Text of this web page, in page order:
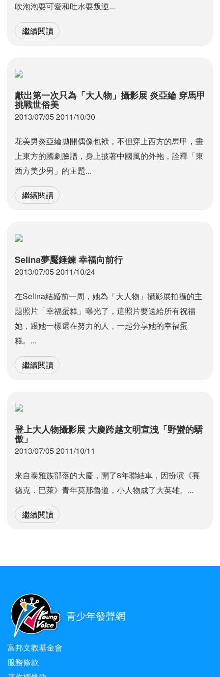
吹泡泡耍可愛和吐水耍叛逆...
繼續閱讀
獻出第一次只為「大人物」攝影展 炎亞綸 穿馬甲
挑戰世俗美
2013/07/05 2011/10/30
花美男炎亞綸拋開偶像包袱，不但穿上西方的馬甲，畫
上東方的國劇臉譜，身上披著中國風的外袍，詮釋「東
西方美少男」的主題...
繼續閱讀
Selina夢魘錘鍊 幸福向前行
2013/07/05 2011/10/24
在Selina結婚前一周，她為「大人物」攝影展拍攝的主
題照片「幸福蛋糕」曝光了，這照片要送給所有祝福
她，跟她一樣還在努力的人，一起分享她的幸福蛋
糕。...
繼續閱讀
登上大人物攝影展 大慶跨越文明宣洩「野蠻的驕
傲」
2013/07/05 2011/10/11
來自泰雅族部落的大慶，開了8年聯結車，因扮演《賽
德克．巴萊》青年莫那魯道，小人物成了大英雄。...
繼續閱讀
青少年發聲網
富邦文教基金會
服務條款